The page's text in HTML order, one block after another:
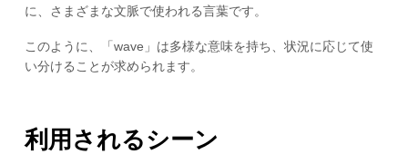
に、さまざまな文脈で使われる言葉です。
このように、「wave」は多様な意味を持ち、状況に応じて使
い分けることが求められます。
利用されるシーン